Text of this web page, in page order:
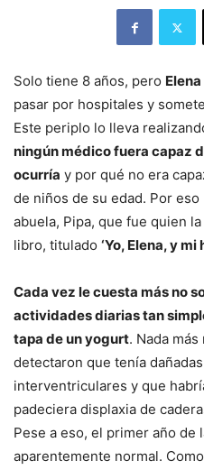
Solo tiene 8 años, pero
pasar por hospitales y
Este periplo lo lleva
ningún médico fuera capaz
ocurría y por qué no era
de niños de su edad. Por
abuela, Pipa, que fue quien
libro, titulado ‘Yo, Elena, y mi
Cada vez le cuesta más no
actividades diarias tan
tapa de un yogurt. Nada
detectaron que tenía
interventriculares y que
padeciera displaxia de
Pese a eso, el primer año de
aparentemente normal.